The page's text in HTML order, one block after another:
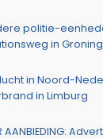
politie-
in
in Noord-
in Limburg
AANBIEDING: